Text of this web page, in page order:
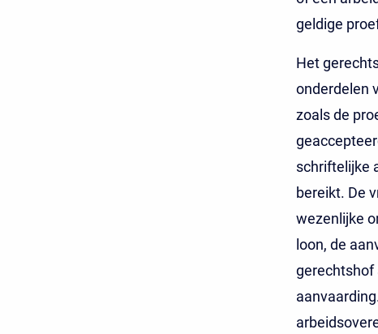
geldige
Het
onderdelen
zoals de
schriftelijke
bereikt. De
wezenlijke
loon, de
gerechtshof